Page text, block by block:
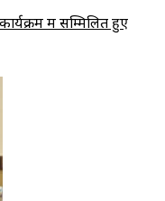
में सम्मिलित हुए